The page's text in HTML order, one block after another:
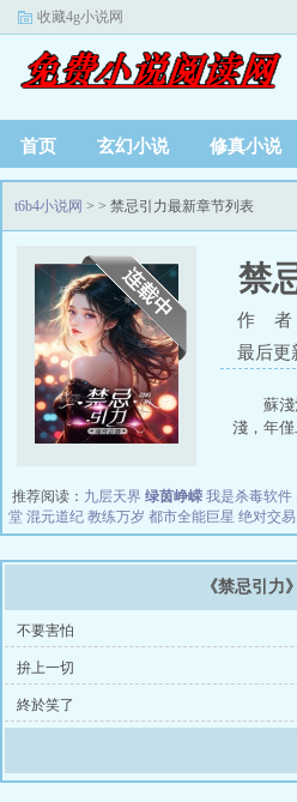
收藏4g小说网
首页 玄幻小说 修真小说
t6b4小说网 > > 禁忌引力最新章节列表
禁
作 者
最后更
蘇
淺，年
推荐阅读： 九层天界 绿茵峥嵘 我是杀毒软件
堂 混元道纪 教练万岁 都市全能巨星 绝对交易
《禁忌引力
不要害怕
拚上一切
終於笑了